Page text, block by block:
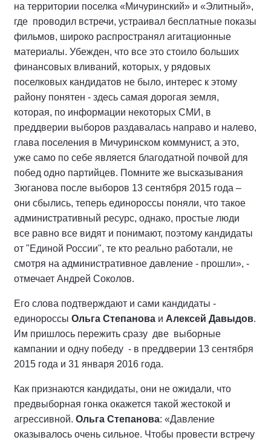
на территории поселка «Мичуринский» и «Элитный»,
где проводил встречи, устраивал бесплатные показы
фильмов, широко распространял агитационные
материалы. Убежден, что все это стоило больших
финансовых вливаний, которых, у рядовых
поселковых кандидатов не было, интерес к этому
району понятен - здесь самая дорогая земля,
которая, по информации некоторых СМИ, в
преддверии выборов раздавалась направо и налево,
глава поселения в Мичуринском коммунист, а это,
уже само по себе является благодатной почвой для
побед одно партийцев. Помните же высказывания
Зюганова после выборов 13 сентября 2015 года –
они сбылись, теперь единороссы поняли, что такое
административный ресурс, однако, простые люди
все равно все видят и понимают, поэтому кандидаты
от "Единой России", те кто реально работали, не
смотря на административное давление - прошли», -
отмечает Андрей Соколов.
Его слова подтверждают и сами кандидаты -
единороссы Ольга Степанова и Алексей Давыдов.
Им пришлось пережить сразу две выборные
кампании и одну победу - в преддверии 13 сентября
2015 года и 31 января 2016 года.
Как признаются кандидаты, они не ожидали, что
предвыборная гонка окажется такой жестокой и
агрессивной. Ольга Степанова: «Давление
оказывалось очень сильное. Чтобы провести встречу